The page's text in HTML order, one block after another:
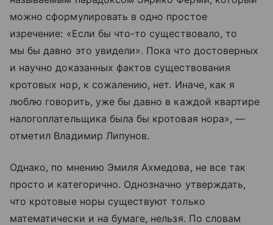
можно сформулировать в одно простое
изречение: «Если бы что-то существовало, то
мы бы давно это увидели». Пока что достоверных
и научно доказанных фактов существования
кротовых нор, к сожалению, нет. Иначе, как я
люблю говорить, уже бы давно в каждой квартире
налогоплательщика была бы кротовая нора», —
отметил Владимир Липунов.
Однако, по мнению Эмиля Ахмедова, не все так
просто и категорично. Однозначно утверждать,
что кротовые норы существуют только
математически и на бумаге, нельзя. По словам